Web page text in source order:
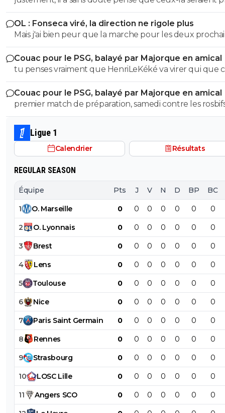
Club… 😏🇵🇹🇧🇷🇫🇷🇺🇦
forme et pas crâmés… 😏🇵🇹🇧🇷🇫🇷🇺🇦
OL : Fonseca viré, la direction ne rigole plus
Mais j'ai bien peur que la marche pour les deux
match, si on passe contre le Spartak, ne soit trop haute .
Couac pour le PSG, balayé par Majorque en amical
tu penses vraiment que HenriLeKéké va virer qui que
après un match comme ça ? 😏🇵🇹🇧🇷🇫🇷🇺🇦
Couac pour le PSG, balayé par Majorque en amical
premier match de préparation, samedi contre les
🇵🇹🇧🇷🇫🇷🇺🇦
Ligue 1
Calendrier Résultats
REGULAR SEASON
Équipe Pts J V N D BP BC
1 O. Marseille 0 0 0 0 0 0 0
2 O. Lyonnais 0 0 0 0 0 0 0
3 Brest 0 0 0 0 0 0 0
4 Lens 0 0 0 0 0 0 0
5 Toulouse 0 0 0 0 0 0 0
6 Nice 0 0 0 0 0 0 0
7 Paris Saint Germain 0 0 0 0 0 0 0
8 Rennes 0 0 0 0 0 0 0
9 Strasbourg 0 0 0 0 0 0 0
10 LOSC Lille 0 0 0 0 0 0 0
11 Angers SCO 0 0 0 0 0 0 0